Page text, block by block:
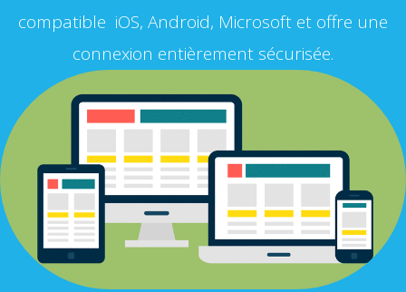
compatible iOS, Android, Microsoft et offre une
connexion entièrement sécurisée.